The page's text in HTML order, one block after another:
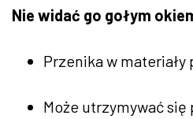
Nie widać go gołym
Przenika w materiały
Może utrzymywać